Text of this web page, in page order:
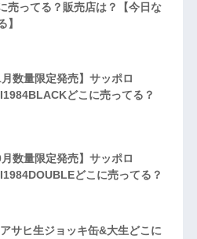
売ってる？販売店は？【今日な
】
月数量限定発売】サッポロ
どこに売ってる？
月数量限定発売】サッポロ
どこに売ってる？
サヒ生ジョッキ缶&大生どこに